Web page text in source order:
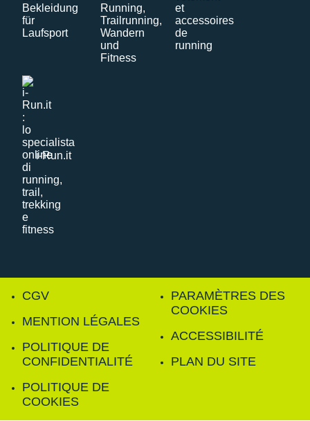
i-Run.it
CGV
MENTION LÉGALES
POLITIQUE DE
CONFIDENTIALITÉ
POLITIQUE DE
COOKIES
PARAMÈTRES DES
COOKIES
ACCESSIBILITÉ
PLAN DU SITE